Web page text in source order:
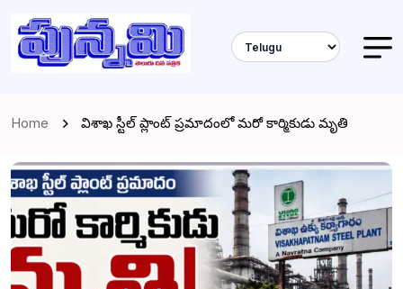
Home విశాఖ స్టీల్ ప్లాంట్ ప్రమాదంలో మరో కార్మికుడు మృతి